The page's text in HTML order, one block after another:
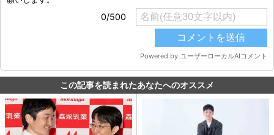
この記事を読まれたあなたへのオススメ